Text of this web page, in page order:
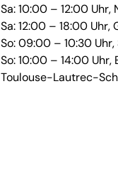
Sa: 10:00 – 12:00 Uhr,
Sa: 12:00 – 18:00 Uhr,
So: 09:00 – 10:30
So: 10:00 – 14:00 Uhr,
Toulouse-Lautrec-